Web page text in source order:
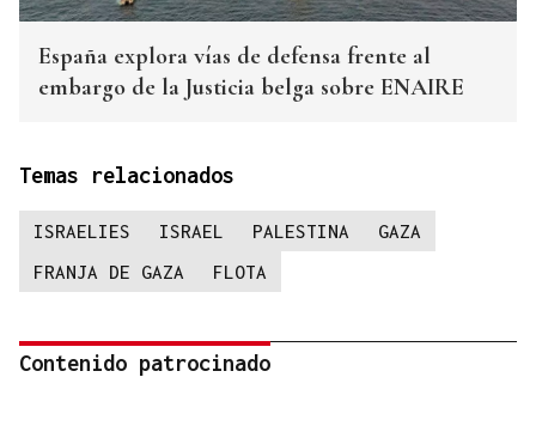
España explora vías de defensa frente al
embargo de la Justicia belga sobre ENAIRE
Temas relacionados
ISRAELIES ISRAEL PALESTINA
GAZA
FRANJA DE GAZA
FLOTA
Contenido patrocinado